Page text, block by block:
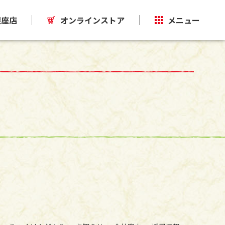
店 オンラインストア メニュー